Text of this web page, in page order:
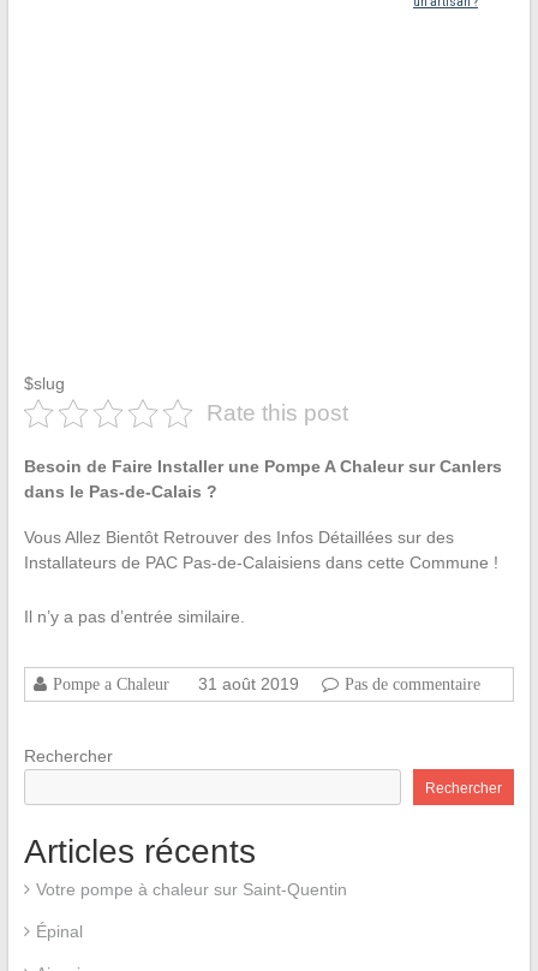
$slug
Rate this post
Besoin de Faire Installer une Pompe A Chaleur sur Canlers
dans le Pas-de-Calais ?
Vous Allez Bientôt Retrouver des Infos Détaillées sur des
Installateurs de PAC Pas-de-Calaisiens dans cette Commune !
Il n’y a pas d’entrée similaire.
Pompe a Chaleur 31 août 2019 Pas de commentaire
Rechercher
Rechercher
Articles récents
Votre pompe à chaleur sur Saint-Quentin
Épinal